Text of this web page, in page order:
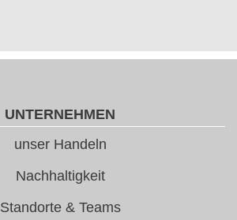
UNTERNEHMEN
unser Handeln
Nachhaltigkeit
Standorte & Teams